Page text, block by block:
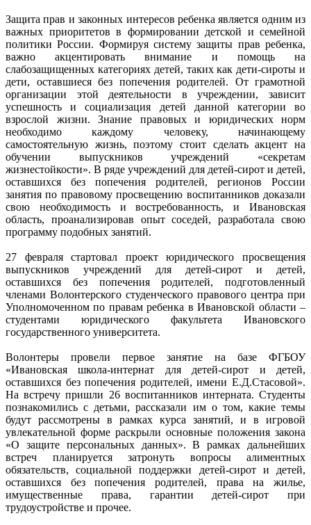
Защита прав и законных интересов ребенка является одним из
важных приоритетов в формировании детской и семейной
политики России. Формируя систему защиты прав ребенка,
важно акцентировать внимание и помощь на
слабозащищенных категориях детей, таких как дети-сироты и
дети, оставшиеся без попечения родителей. От грамотной
организации этой деятельности в учреждении, зависит
успешность и социализация детей данной категории во
взрослой жизни. Знание правовых и юридических норм
необходимо каждому человеку, начинающему
самостоятельную жизнь, поэтому стоит сделать акцент на
обучении выпускников учреждений «секретам
жизнестойкости». В ряде учреждений для детей-сирот и детей,
оставшихся без попечения родителей, регионов России
занятия по правовому просвещению воспитанников доказали
свою необходимость и востребованность, и Ивановская
область, проанализировав опыт соседей, разработала свою
программу подобных занятий.
27 февраля стартовал проект юридического просвещения
выпускников учреждений для детей-сирот и детей,
оставшихся без попечения родителей, подготовленный
членами Волонтерского студенческого правового центра при
Уполномоченном по правам ребенка в Ивановской области –
студентами юридического факультета Ивановского
государственного университета.
Волонтеры провели первое занятие на базе ФГБОУ
«Ивановская школа-интернат для детей-сирот и детей,
оставшихся без попечения родителей, имени Е.Д.Стасовой».
На встречу пришли 26 воспитанников интерната. Студенты
познакомились с детьми, рассказали им о том, какие темы
будут рассмотрены в рамках курса занятий, и в игровой
увлекательной форме раскрыли основные положения закона
«О защите персональных данных». В рамках дальнейших
встреч планируется затронуть вопросы алиментных
обязательств, социальной поддержки детей-сирот и детей,
оставшихся без попечения родителей, права на жилье,
имущественные права, гарантии детей-сирот при
трудоустройстве и прочее.